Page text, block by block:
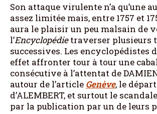
Son attaque virulente n’a qu’une
assez limitée mais, entre 1757 et
aura le plaisir un peu malsain de
l’Encyclopédietraverser plusieurs
successives. Les encyclopédistes
effet affronter tour à tour une
consécutive à l’attentat de
autour de l’article Genève, le
d’ALEMBERT, et surtout le
par la publication par un de leurs